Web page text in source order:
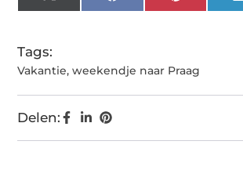
(Twitter)
Tags:
Vakantie,weekendje naar Praag
Delen: